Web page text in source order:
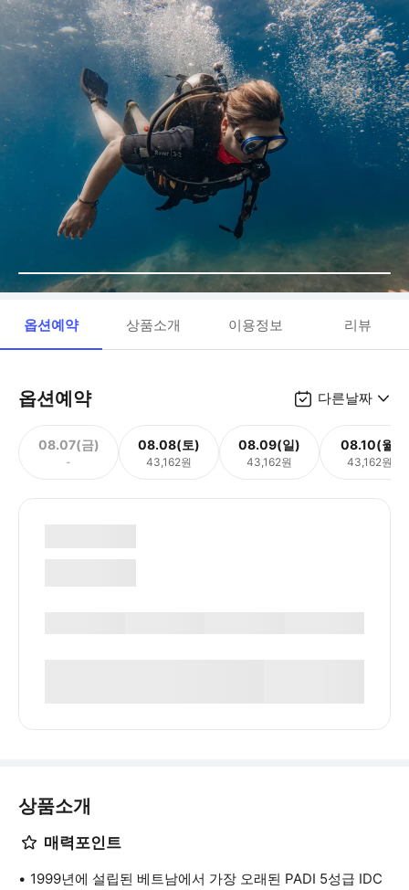
옵션예약 상품소개 이용정보 리뷰
옵션예약 다른날짜
08.07(금)
-
08.08(토)
43,162원
08.09(일)
43,162원
08.10(월)
43,162원
상품소개
매력포인트
1999년에 설립된 베트남에서 가장 오래된 PADI 5성급 IDC